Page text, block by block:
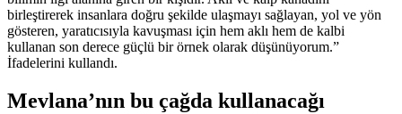
birleştirerek insanlara doğru şekilde ulaşmayı sağlayan, yol ve yön
gösteren, yaratıcısıyla kavuşması için hem aklı hem de kalbi
kullanan son derece güçlü bir örnek olarak düşünüyorum.”
İfadelerini kullandı.
Mevlana’nın bu çağda kullanacağı